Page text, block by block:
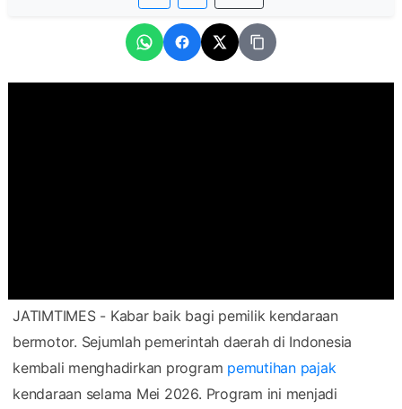
JATIMTIMES - Kabar baik bagi pemilik kendaraan
bermotor. Sejumlah pemerintah daerah di Indonesia
kembali menghadirkan program pemutihan pajak
kendaraan selama Mei 2026. Program ini menjadi